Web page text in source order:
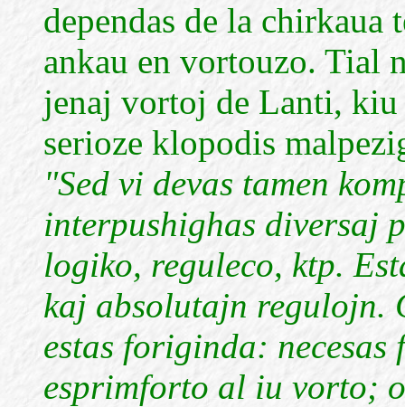
dependas de la chirkaua
ankau en vortouzo. Tial
jenaj vortoj de Lanti,
serioze klopodis
"Sed vi devas tamen
interpushighas diversaj
logiko, reguleco, ktp.
kaj absolutajn regulojn.
estas foriginda:
esprimforto al iu vorto;